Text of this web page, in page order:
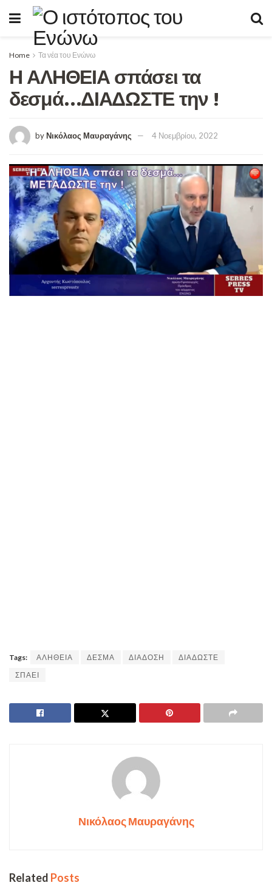
Home Τα νέα του Ενώνω
Η ΑΛΗΘΕΙΑ σπάσει τα
δεσμά…ΔΙΑΔΩΣΤΕ την !
byΝικόλαος Μαυραγάνης 4 Νοεμβρίου, 2022
Tags: ΑΛΗΘΕΙΑ ΔΕΣΜΑ ΔΙΑΔΟΣΗ
ΔΙΑΔΩΣΤΕ
ΣΠΑΕΙ
Νικόλαος Μαυραγάνης
Related Posts